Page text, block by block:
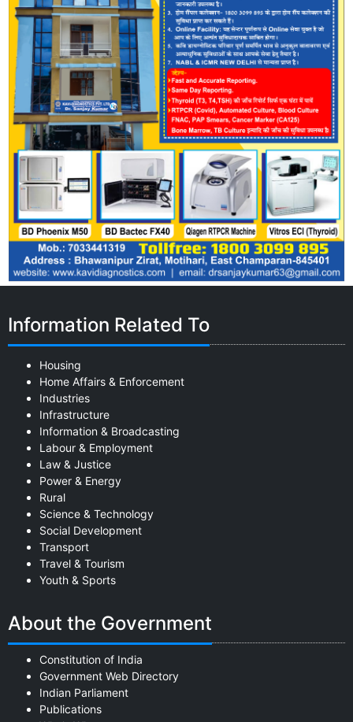
Information Related To
Housing
Home Affairs & Enforcement
Industries
Infrastructure
Information & Broadcasting
Labour & Employment
Law & Justice
Power & Energy
Rural
Science & Technology
Social Development
Transport
Travel & Tourism
Youth & Sports
About the Government
Constitution of India
Government Web Directory
Indian Parliament
Publications